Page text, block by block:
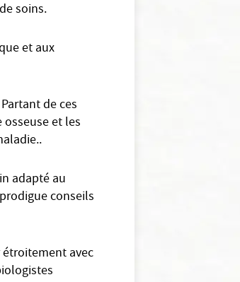
soins.
et aux
de ces
et les
adapté au
conseils
avec